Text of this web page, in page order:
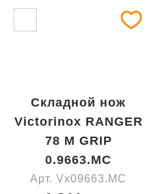
Складной нож
Victorinox RANGER
78 M GRIP
0.9663.MC
Арт. Vx09663.MC